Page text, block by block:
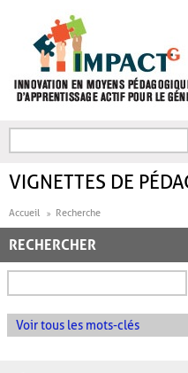
FORMULAIRE DE
VIGNETTES DE
Accueil Recherche
RECHERCHER
Voir tous les mots-clés